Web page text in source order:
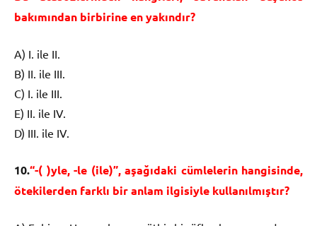
bakımından birbirine en yakındır?
A) I. ile II.
B) II. ile III.
C) I. ile III.
E) II. ile IV.
D) III. ile IV.
10.“-( )yle, -le (ile)”, aşağıdaki cümlelerin hangisinde,
ötekilerden farklı bir anlam ilgisiyle kullanılmıştır?